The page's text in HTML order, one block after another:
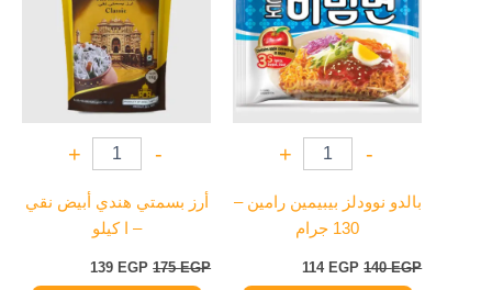
-
+
بالدو نوودلز بيبيمين رامين –
130 جرام
140EGP
114 EGP
-
+
أرز بسمتي هندي أبيض نقي
– ا كيلو
175EGP
139 EGP